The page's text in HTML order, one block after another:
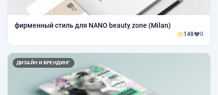
фирменный стиль для NANO beauty zone (Milan)
148 0
ДИЗАЙН И БРЕНДИНГ